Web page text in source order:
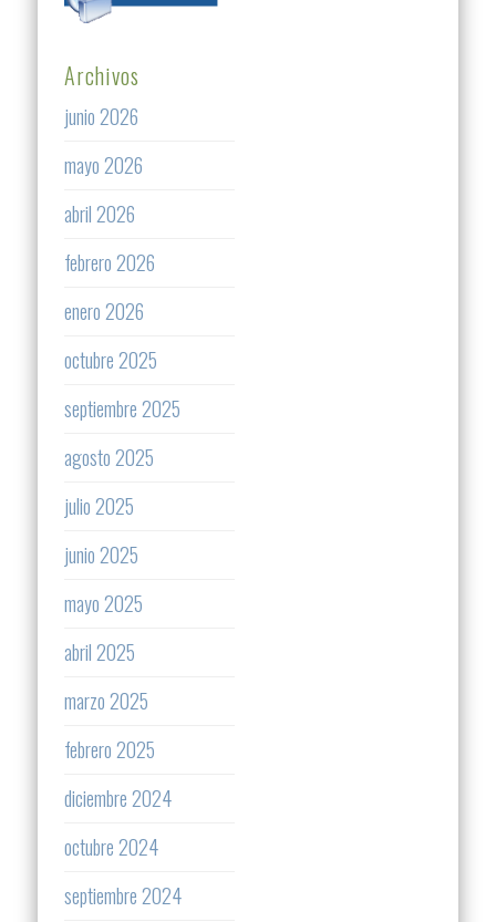
Archivos
junio 2026
mayo 2026
abril 2026
febrero 2026
enero 2026
octubre 2025
septiembre 2025
agosto 2025
julio 2025
junio 2025
mayo 2025
abril 2025
marzo 2025
febrero 2025
diciembre 2024
octubre 2024
septiembre 2024